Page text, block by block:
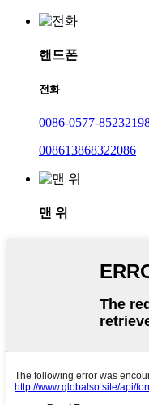
핸드폰
전화
0086-0577-
008613868322086
맨 위